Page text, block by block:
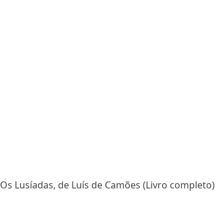
Os Lusíadas, de Luís de Camões (Livro completo)